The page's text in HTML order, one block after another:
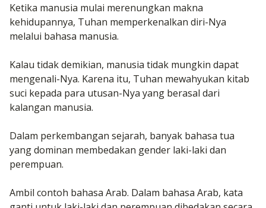
Ketika manusia mulai merenungkan makna
kehidupannya, Tuhan memperkenalkan diri-Nya
melalui bahasa manusia.
Kalau tidak demikian, manusia tidak mungkin dapat
mengenali-Nya. Karena itu, Tuhan mewahyukan kitab
suci kepada para utusan-Nya yang berasal dari
kalangan manusia.
Dalam perkembangan sejarah, banyak bahasa tua
yang dominan membedakan gender laki-laki dan
perempuan.
Ambil contoh bahasa Arab. Dalam bahasa Arab, kata